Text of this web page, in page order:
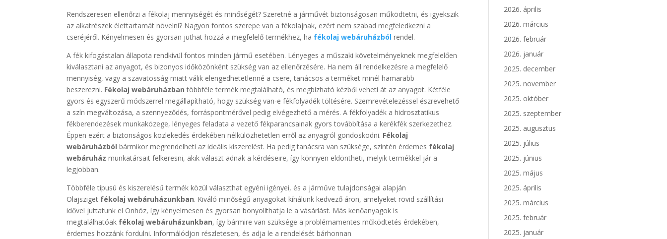
Rendszeresen ellenőrzi a fékolaj mennyiségét és minőségét? Szeretné a járművét biztonságosan működtetni, és igyekszik
az alkatrészek élettartamát növelni? Nagyon fontos szerepe van a fékolajnak, ezért nem szabad megfeledkezni a
cseréjéről. Kényelmesen és gyorsan juthat hozzá a megfelelő termékhez, ha fékolaj webáruházból rendel.
A fék kifogástalan állapota rendkívül fontos minden jármű esetében. Lényeges a műszaki követelményeknek megfelelően
kiválasztani az anyagot, és bizonyos időközönként szükség van az ellenőrzésére. Ha nem áll rendelkezésre a megfelelő
mennyiség, vagy a szavatosság miatt válik elengedhetetlenné a csere, tanácsos a terméket minél hamarabb
beszerezni. Fékolaj webáruházban többféle termék megtalálható, és megbízható kézből veheti át az anyagot. Kétféle
gyors és egyszerű módszerrel megállapítható, hogy szükség van-e fékfolyadék töltésére. Szemrevételezéssel észrevehető
a szín megváltozása, a szennyeződés, forráspontmérővel pedig elvégezhető a mérés. A fékfolyadék a hidrosztatikus
fékberendezések munkaközege, lényeges feladata a vezető fékparancsainak gyors továbbítása a kerékfék szerkezethez.
Éppen ezért a biztonságos közlekedés érdekében nélkülözhetetlen erről az anyagról gondoskodni. Fékolaj
webáruházból bármikor megrendelheti az ideális kiszerelést. Ha pedig tanácsra van szüksége, szintén érdemes fékolaj
webáruház munkatársait felkeresni, akik választ adnak a kérdéseire, így könnyen eldöntheti, melyik termékkel jár a
legjobban.
Többféle típusú és kiszerelésű termék közül választhat egyéni igényei, és a járműve tulajdonságai alapján
Olajsziget fékolaj webáruházunkban. Kiváló minőségű anyagokat kínálunk kedvező áron, amelyeket rövid szállítási
idővel juttatunk el Önhöz, így kényelmesen és gyorsan bonyolíthatja le a vásárlást. Más kenőanyagok is
megtalálhatóak fékolaj webáruházunkban, így bármire van szüksége a problémamentes működtetés érdekében,
érdemes hozzánk fordulni. Informálódjon részletesen, és adja le a rendelését bárhonnan
2026. április
2026. március
2026. február
2026. január
2025. december
2025. november
2025. október
2025. szeptember
2025. augusztus
2025. július
2025. június
2025. május
2025. április
2025. március
2025. február
2025. január